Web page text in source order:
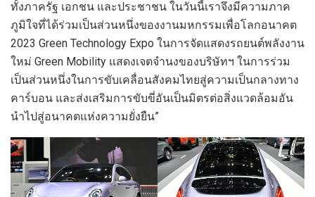
ทั้งภาครัฐ เอกชน และประชาชน ในวันนี้เราจึงมีความภาค
ภูมิใจที่ได้ร่วมเป็นส่วนหนึ่งของงานมหกรรมเพื่อโลกอนาคต
2023 Green Technology Expo ในการจัดแสดงรถยนต์พลังงาน
ใหม่ Green Mobility แสดงเจตจำนงของบริษัทฯ ในการร่วม
เป็นส่วนหนึ่งในการขับเคลื่อนสังคมไทยสู่ความเป็นกลางทาง
คาร์บอน และส่งเสริมการขับขี่อันเป็นมิตรต่อสิ่งแวดล้อมอัน
นำไปสู่อนาคตแห่งความยั่งยืน”